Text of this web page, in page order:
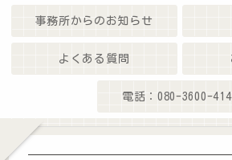
事務所からのお知らせ
よくある質問
電話：080-3600-